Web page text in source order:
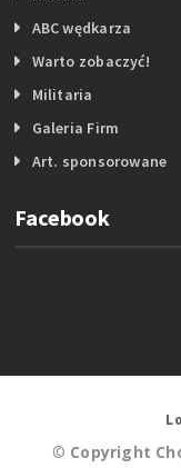
ABC wędkarza
Warto zobaczyć!
Militaria
Galeria Firm
Art. sponsorowane
Facebook
© Copyright